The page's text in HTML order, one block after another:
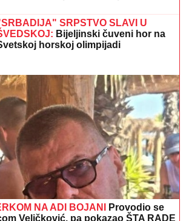
SRPSTVO SLAVI U
Bijeljinski čuveni hor na
horskoj olimpijadi
NA ADI BOJANI
Provodio se
Veličković, pa pokazao ŠTA RADE